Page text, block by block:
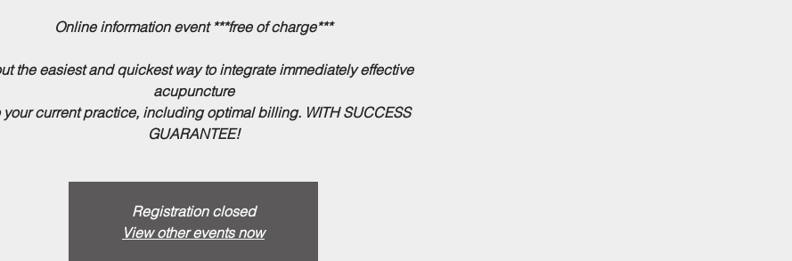
Online information event ***free of charge***
the easiest and quickest way to integrate immediately effective
acupuncture
your current practice, including optimal billing. WITH SUCCESS
GUARANTEE!
Registration closed
View other events now